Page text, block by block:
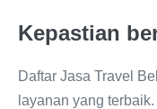
Kepastian
Daftar Jasa Travel
layanan yang